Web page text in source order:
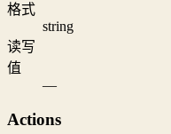
格式
string
读写
值
—
Actions